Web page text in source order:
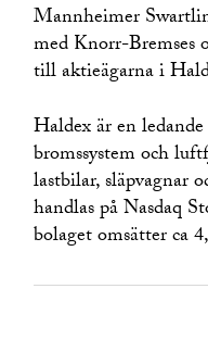
Mannheimer
med Knorr-Bremses
till aktieägarna i
Haldex är en
bromssystem och
lastbilar, släpvagnar
handlas på Nasdaq
bolaget omsätter ca